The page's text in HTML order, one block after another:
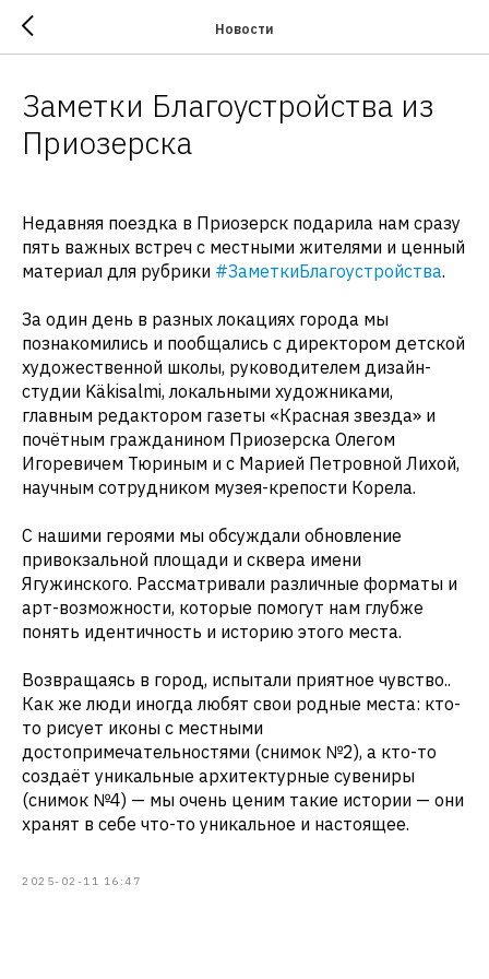
Новости
Заметки Благоустройства из
Приозерска
Недавняя поездка в Приозерск подарила нам сразу
пять важных встреч с местными жителями и ценный
материал для рубрики #ЗаметкиБлагоустройства.
За один день в разных локациях города мы
познакомились и пообщались с директором детской
художественной школы, руководителем дизайн-
студии Käkisalmi, локальными художниками,
главным редактором газеты «Красная звезда» и
почётным гражданином Приозерска Олегом
Игоревичем Тюриным и с Марией Петровной Лихой,
научным сотрудником музея-крепости Корела.
С нашими героями мы обсуждали обновление
привокзальной площади и сквера имени
Ягужинского. Рассматривали различные форматы и
арт-возможности, которые помогут нам глубже
понять идентичность и историю этого места.
Возвращаясь в город, испытали приятное чувство..
Как же люди иногда любят свои родные места: кто-
то рисует иконы с местными
достопримечательностями (снимок №2), а кто-то
создаёт уникальные архитектурные сувениры
(снимок №4) — мы очень ценим такие истории — они
хранят в себе что-то уникальное и настоящее.
2025-02-11 16:47